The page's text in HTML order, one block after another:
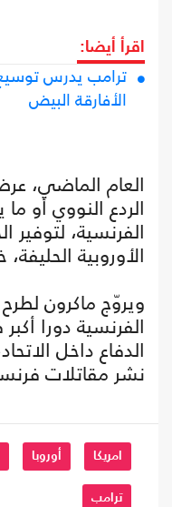
اقرأ أيضا:
ترامب يدرس توسيع
الأفارقة البيض
العام الماضي،
الردع النووي أو
الفرنسية، لتوفير
الأوروبية
ويروّج ماكرون
الفرنسية دورا
الدفاع داخل
نشر مقاتلات
امريكا أوروبا
ترامب